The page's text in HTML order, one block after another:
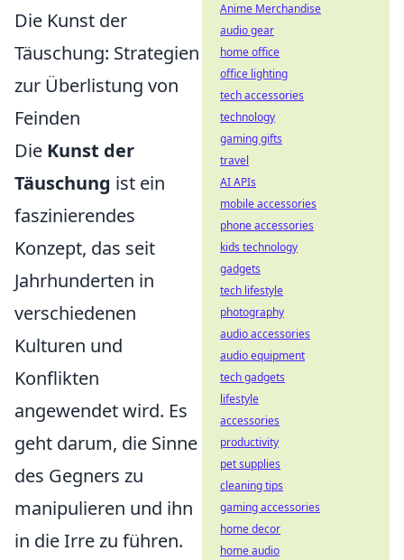
Die Kunst der
Täuschung: Strategien
zur Überlistung von
Feinden
Die Kunst der
Täuschung ist ein
faszinierendes
Konzept, das seit
Jahrhunderten in
verschiedenen
Kulturen und
Konflikten
angewendet wird. Es
geht darum, die Sinne
des Gegners zu
manipulieren und ihn
in die Irre zu führen.
Anime Merchandise
audio gear
home office
office lighting
tech accessories
technology
gaming gifts
travel
AI APIs
mobile accessories
phone accessories
kids technology
gadgets
tech lifestyle
photography
audio accessories
audio equipment
tech gadgets
lifestyle
accessories
productivity
pet supplies
cleaning tips
gaming accessories
home decor
home audio